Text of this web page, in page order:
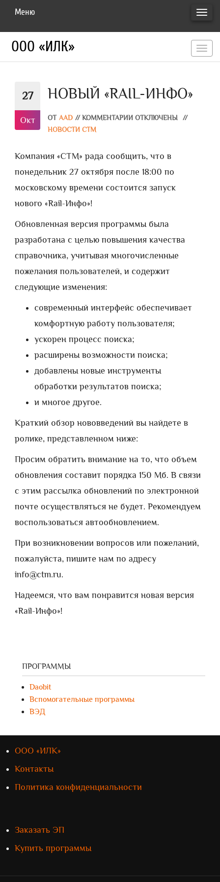
Меню
ООО «ИЛК»
27
Окт
НОВЫЙ «RAIL-ИНФО»
ОТ AAD // КОММЕНТАРИИ ОТКЛЮЧЕНЫ
//
НОВОСТИ СТМ
Компания «СТМ» рада сообщить, что в
понедельник 27 октября после 18:00 по
московскому времени состоится запуск
нового «Rail-Инфо»!
Обновленная версия программы была
разработана с целью повышения качества
справочника, учитывая многочисленные
пожелания пользователей, и содержит
следующие изменения:
современный интерфейс обеспечивает
комфортную работу пользователя;
ускорен процесс поиска;
расширены возможности поиска;
добавлены новые инструменты
обработки результатов поиска;
и многое другое.
Краткий обзор нововведений вы найдете в
ролике, представленном ниже:
Просим обратить внимание на то, что объем
обновления составит порядка 150 Мб. В связи
с этим рассылка обновлений по электронной
почте осуществляться не будет. Рекомендуем
воспользоваться автообновлением.
При возникновении вопросов или пожеланий,
пожалуйста, пишите нам по адресу
info@ctm.ru.
Надеемся, что вам понравится новая версия
«Rail-Инфо»!
ПРОГРАММЫ
Daobit
Вспомогательные программы
ВЭД
ООО «ИЛК»
Контакты
Политика конфиденциальности
Заказать ЭП
Купить программы